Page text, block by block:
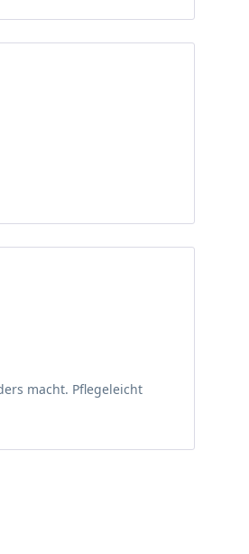
welches von der
mit anderen
genutzt.
macht. Pflegeleicht